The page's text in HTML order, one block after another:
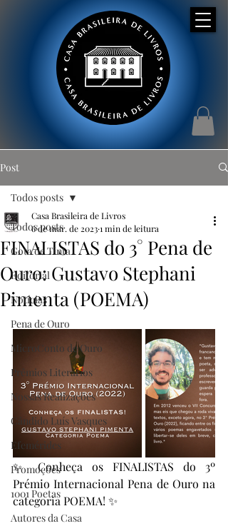
Post
Todos posts
Gota de Tinta
Editorial
Notícias
Pena de Ouro
MicroConto de Ouro
Prêmios Literários
Nossas Realizações
Cândido Luís Vasques
Efemérides
Promoções
1001 Poetas
Autores da Casa
Todos posts
FINALISTAS do 3° Pena de
Ouro: Gustavo Stephani
Pimenta (POEMA)
Casa Brasileira de Livros
6 de mar. de 20231 min de leitura
✨ Conheça os FINALISTAS do 3º
Prémio Internacional Pena de Ouro na
categoria POEMA! ✨